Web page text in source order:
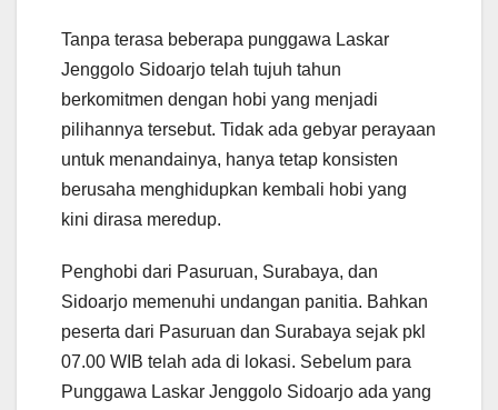
Tanpa terasa beberapa punggawa Laskar
Jenggolo Sidoarjo telah tujuh tahun
berkomitmen dengan hobi yang menjadi
pilihannya tersebut. Tidak ada gebyar perayaan
untuk menandainya, hanya tetap konsisten
berusaha menghidupkan kembali hobi yang
kini dirasa meredup.
Penghobi dari Pasuruan, Surabaya, dan
Sidoarjo memenuhi undangan panitia. Bahkan
peserta dari Pasuruan dan Surabaya sejak pkl
07.00 WIB telah ada di lokasi. Sebelum para
Punggawa Laskar Jenggolo Sidoarjo ada yang